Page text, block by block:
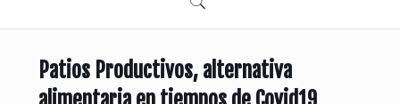
Patios Productivos, alternativa